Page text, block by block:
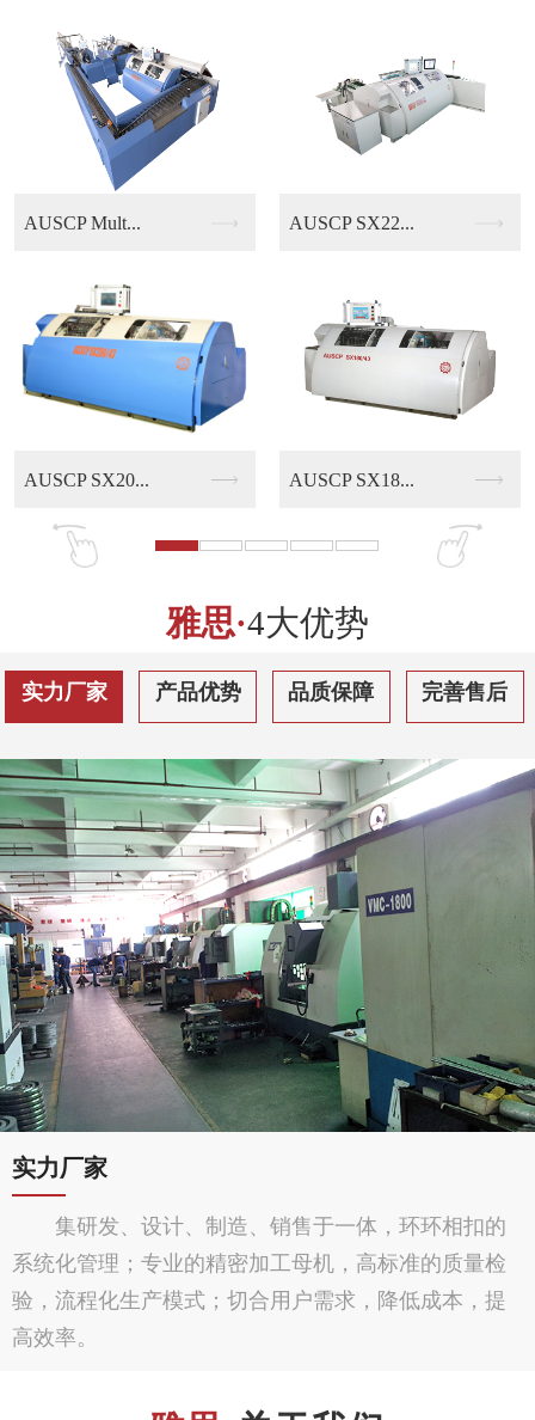
AUSCP SX22...
AUSCP SX18...
KUBUS B13/...
AUSCP QS30...
雅思·4大优势
实力厂家 产品优势 品质保障 完善售后
实力厂家
集研发、设计、制造、销售于一体，环环相扣的
系统化管理；专业的精密加工母机，高标准的质量检
验，流程化生产模式；切合用户需求，降低成本，提
高效率。